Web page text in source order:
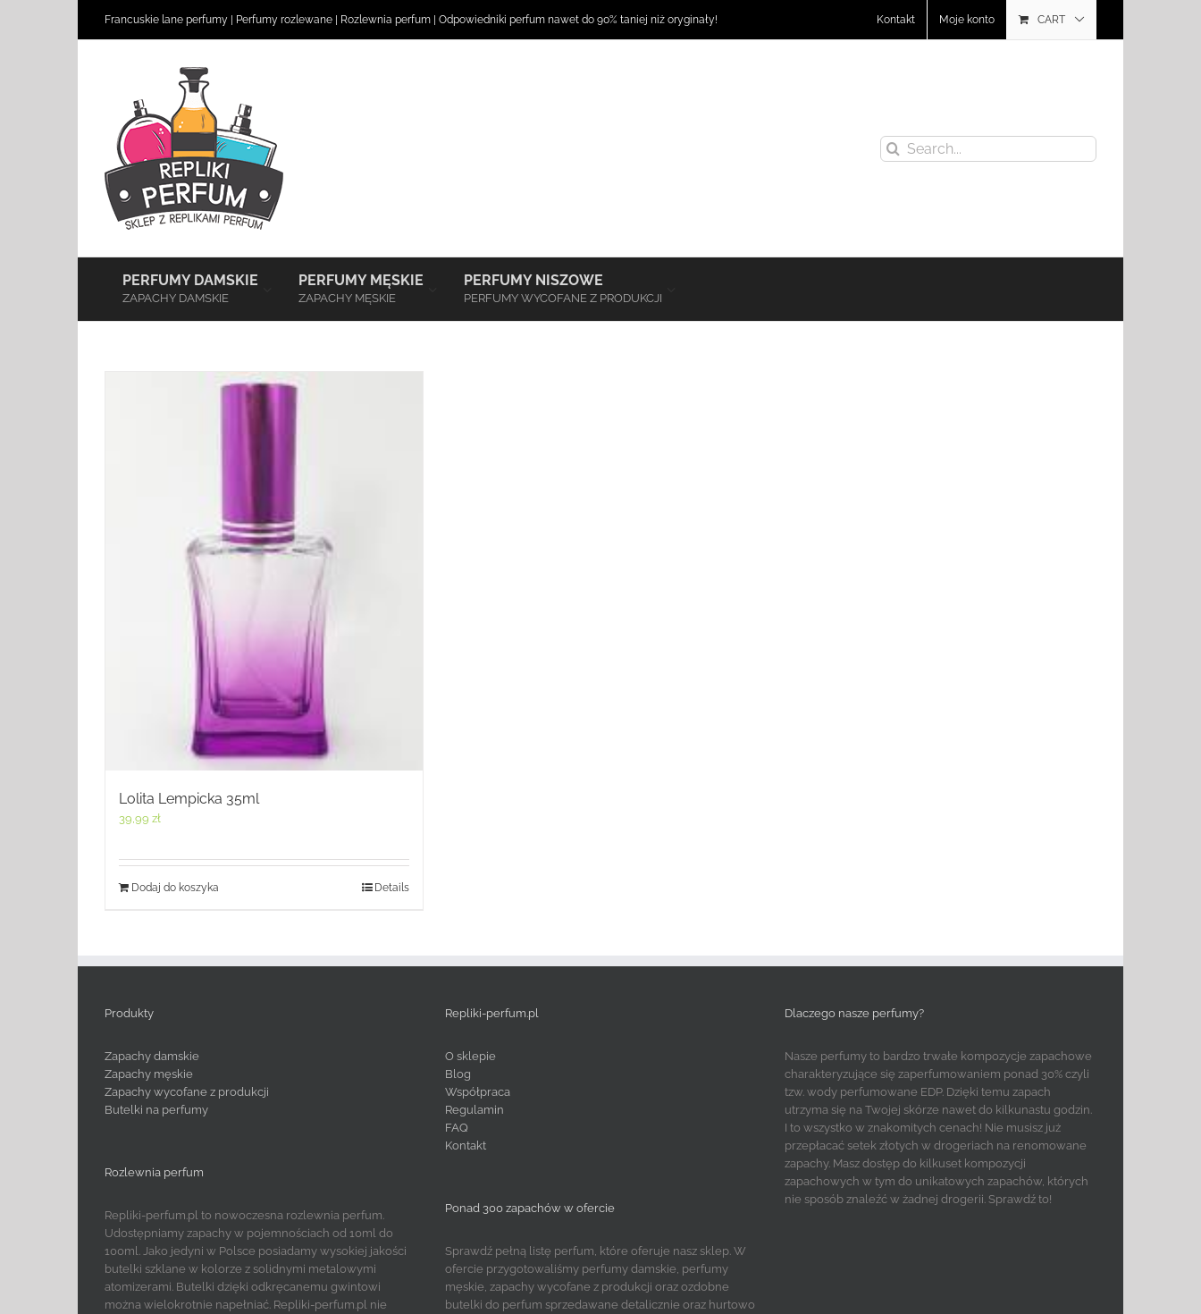
Francuskie lane perfumy Perfumy rozlewane Rozlewnia perfum Odpowiedniki perfum nawet do 90% taniej niż oryginały! Kontakt Moje konto CART
Search
for:
PERFUMY DAMSKIE
ZAPACHY DAMSKIE
PERFUMY MĘSKIE
ZAPACHY MĘSKIE
PERFUMY NISZOWE
PERFUMY WYCOFANE Z PRODUKCJI
Lolita Lempicka 35ml
39,99 zł
Dodaj do koszyka Details
Produkty
Zapachy damskie
Zapachy męskie
Zapachy wycofane z produkcji
Butelki na perfumy
Rozlewnia perfum
Repliki-perfum.pl to nowoczesna rozlewnia perfum.
Udostępniamy zapachy w pojemnościach od 10ml do
100ml. Jako jedyni w Polsce posiadamy wysokiej jakości
butelki szklane w kolorze z solidnymi metalowymi
atomizerami. Butelki dzięki odkręcanemu gwintowi
można wielokrotnie napełniać. Repliki-perfum.pl nie
Repliki-perfum.pl
O sklepie
Blog
Współpraca
Regulamin
FAQ
Kontakt
Ponad 300 zapachów w ofercie
Sprawdź pełną listę perfum, które oferuje nasz sklep. W
ofercie przygotowaliśmy perfumy damskie, perfumy
męskie, zapachy wycofane z produkcji oraz ozdobne
butelki do perfum sprzedawane detalicznie oraz hurtowo
Dlaczego nasze perfumy?
Nasze perfumy to bardzo trwałe kompozycje zapachowe
charakteryzujące się zaperfumowaniem ponad 30% czyli
tzw. wody perfumowane EDP. Dzięki temu zapach
utrzyma się na Twojej skórze nawet do kilkunastu godzin.
I to wszystko w znakomitych cenach! Nie musisz już
przepłacać setek złotych w drogeriach na renomowane
zapachy. Masz dostęp do kilkuset kompozycji
zapachowych w tym do unikatowych zapachów, których
nie sposób znaleźć w żadnej drogerii. Sprawdź to!